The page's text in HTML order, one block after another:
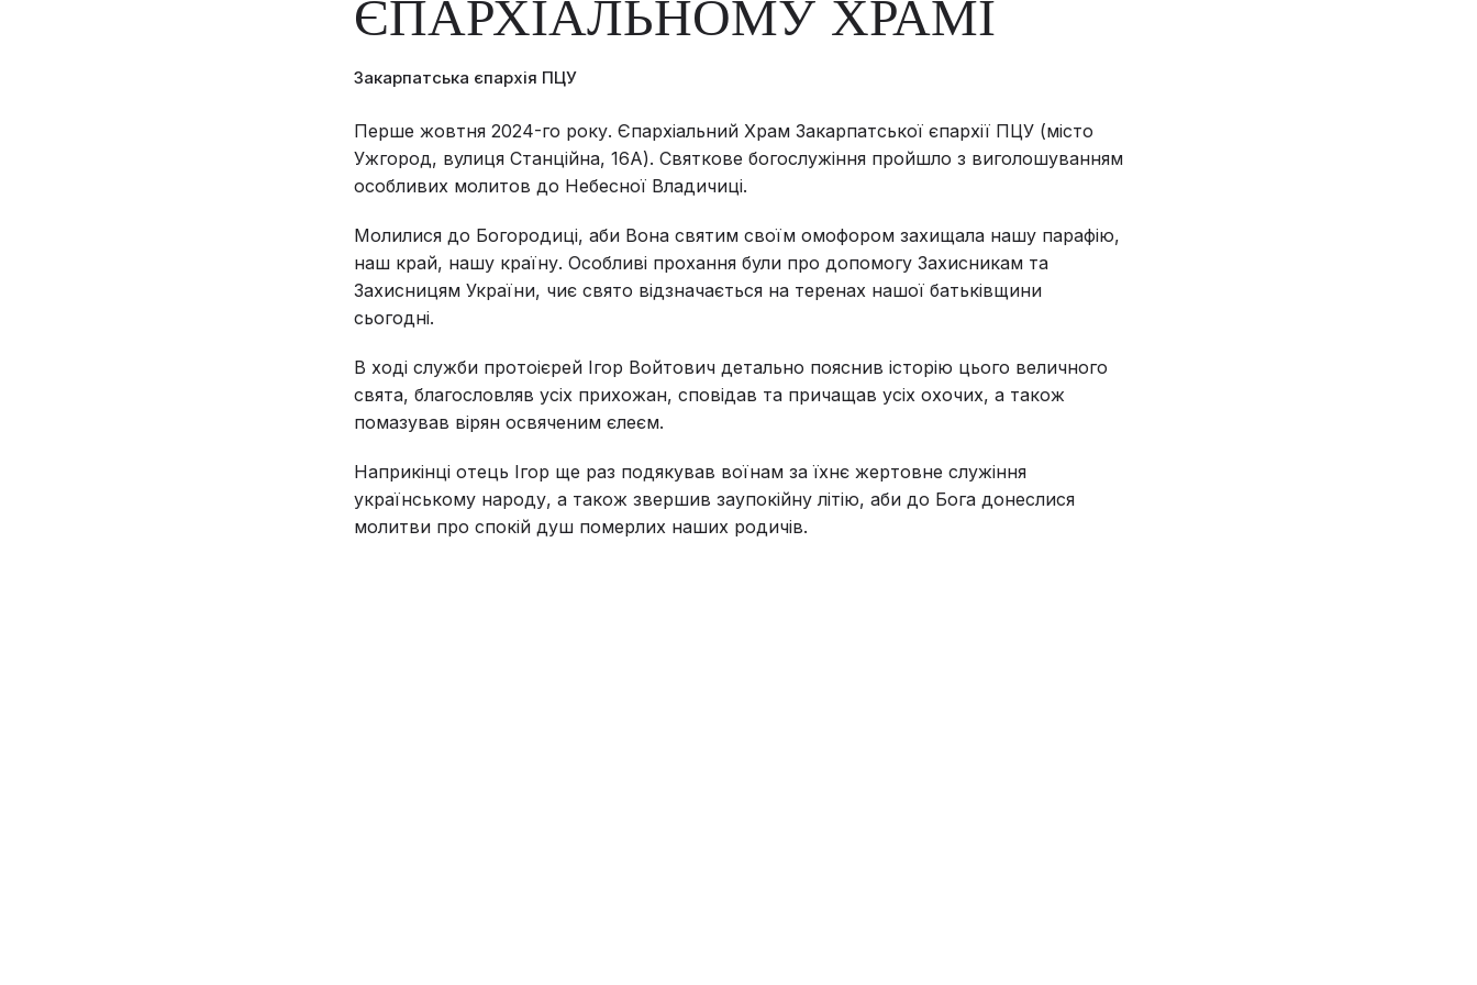
ЄПАРХІАЛЬНОМУ ХРАМІ
Закарпатська єпархія ПЦУ
Перше жовтня 2024-го року. Єпархіальний Храм Закарпатської єпархії ПЦУ (місто
Ужгород, вулиця Станційна, 16А). Святкове богослужіння пройшло з виголошуванням
особливих молитов до Небесної Владичиці.
Молилися до Богородиці, аби Вона святим своїм омофором захищала нашу парафію,
наш край, нашу країну. Особливі прохання були про допомогу Захисникам та
Захисницям України, чиє свято відзначається на теренах нашої батьківщини
сьогодні.
В ході служби протоієрей Ігор Войтович детально пояснив історію цього величного
свята, благословляв усіх прихожан, сповідав та причащав усіх охочих, а також
помазував вірян освяченим єлеєм.
Наприкінці отець Ігор ще раз подякував воїнам за їхнє жертовне служіння
українському народу, а також звершив заупокійну літію, аби до Бога донеслися
молитви про спокій душ померлих наших родичів.